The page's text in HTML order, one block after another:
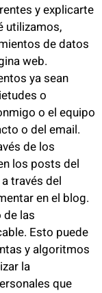
y explicarte
utilizamos,
de datos
web.
ya sean
o
o el equipo
o del email.
de los
los posts del
través del
en el blog.
las
Esto puede
y algoritmos
la
que